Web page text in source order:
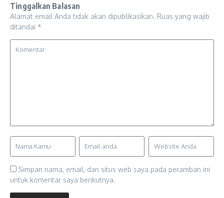
Tinggalkan Balasan
Alamat email Anda tidak akan dipublikasikan. Ruas yang wajib
ditandai *
Simpan nama, email, dan situs web saya pada peramban ini
untuk komentar saya berikutnya.